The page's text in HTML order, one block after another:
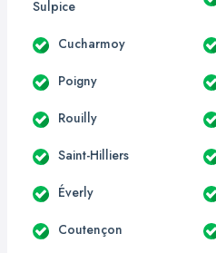
Sulpice
Cucharmoy
Poigny
Rouilly
Saint-Hilliers
Éverly
Coutençon